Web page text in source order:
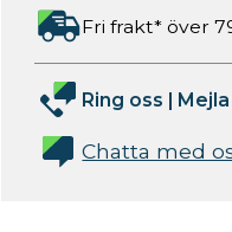
Fri frakt* över
Ring oss |
Chatta med